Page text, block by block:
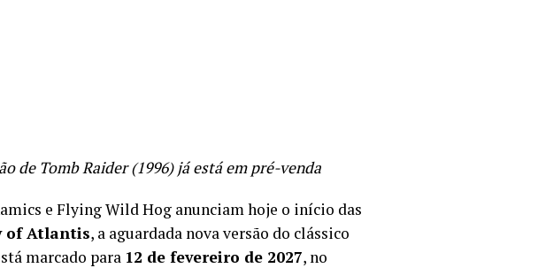
de Tomb Raider (1996) já está em pré-venda
e Flying Wild Hog anunciam hoje o início das
of Atlantis, a aguardada nova versão do clássico
marcado para 12 de fevereiro de 2027, no